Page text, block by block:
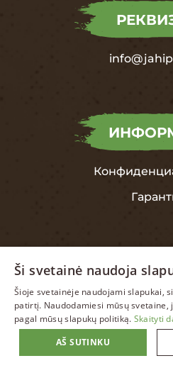
Ši svetainė naudoja
Šioje svetainėje naudojami slapukai,
patirtį. Naudodamiesi mūsų svetaine,
pagal mūsų slapukų politiką. Skaityti
AŠ SUTINKU